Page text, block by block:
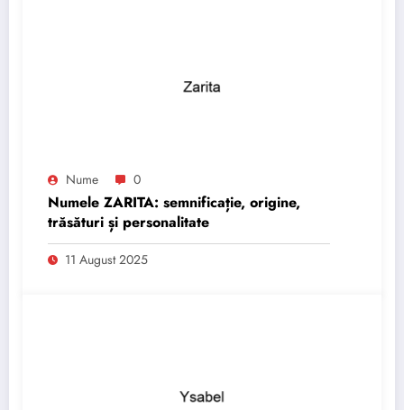
Nume 0
Numele ZARITA: semnificație, origine,
trăsături și personalitate
11 August 2025